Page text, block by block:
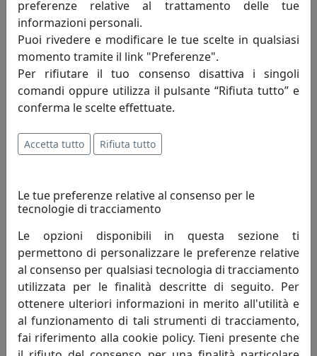
Da oltre quaranta anni, l’espressione
creativa, l’abilità tecnica e manuale si
danno appuntamento e dal loro incontro
nascono le creazioni Arti e Mestieri. Un
processo lineare quanto sofisticato che accompagna la
realizzazione di oggetti in metallo dai profili essenziali e
dalle forme leggere, frutto di un lavoro di ricerca e
design fatto esclusivamente in Italia.
pezzo. Due elementi talvolta opposti ma conciliabili
grazie a quel mix di stile e capacità tecnica che
costituisce il tratto distintivo del nostro marchio.
Il processo creativo invece attinge a luoghi spesso
inaspettati. La creatività di Massimo Tani, depositario
dello spirito creativo che anima da anni Arti e Mestieri,
si alimenta di atmosfere e dettagli ludici, talvolta
spiazzanti. Accanto a lui Francesco Adriano Pizzi, che da
oltre vent’anni porta il proprio punto di vista nella
preferenze relative al trattamento delle tue
informazioni personali.
Puoi rivedere e modificare le tue scelte in qualsiasi
momento tramite il link "Preferenze".
Per rifiutare il tuo consenso disattiva i singoli
comandi oppure utilizza il pulsante “Rifiuta tutto” e
conferma le scelte effettuate.
Accetta tutto Rifiuta tutto
Le tue preferenze relative al consenso per le
tecnologie di tracciamento
Le opzioni disponibili in questa sezione ti
permettono di personalizzare le preferenze relative
al consenso per qualsiasi tecnologia di tracciamento
utilizzata per le finalità descritte di seguito. Per
ottenere ulteriori informazioni in merito all'utilità e
al funzionamento di tali strumenti di tracciamento,
fai riferimento alla cookie policy. Tieni presente che